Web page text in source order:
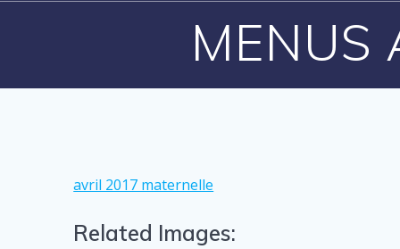
MENUS
avril 2017 maternelle
Related Images: